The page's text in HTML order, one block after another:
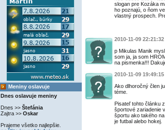
Meniny oslavuje
Dnes oslavuje meniny
Dnes >> Štefánia
Zajtra >> Oskar
Prajeme všetko najlepšie.
slogan pre Kozáka
ho poznajú, o ňom
vlastný prospech.
2010-11-09 22:21:32
p Mikulas Manik
som ja, ja som
na pismenka!!!
2010-11-09 19:49:15
Ako dlhoročný člen
téme.
Pisateľ tohto článku
športové zariadenie
športu ako takého
je futbal alebo hokej.